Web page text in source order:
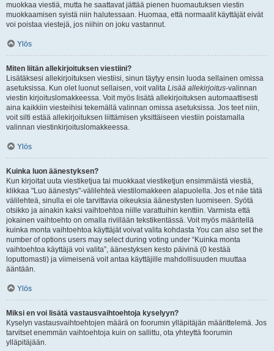
muokkaa viestiä, mutta he saattavat jättää pienen huomautuksen viestin
muokkaamisen syistä niin halutessaan. Huomaa, että normaalit käyttäjät eivät
voi poistaa viestejä, jos niihin on joku vastannut.
Ylös
Miten liitän allekirjoituksen viestiini?
Lisätäksesi allekirjoituksen viestiisi, sinun täytyy ensin luoda sellainen omissa
asetuksissa. Kun olet luonut sellaisen, voit valita Lisää allekirjoitus-valinnan
viestin kirjoituslomakkeessa. Voit myös lisätä allekirjoituksen automaattisesti
aina kaikkiin viesteihisi tekemällä valinnan omissa asetuksissa. Jos teet niin,
voit silti estää allekirjoituksen liittämisen yksittäiseen viestiin poistamalla
valinnan viestinkirjoituslomakkeessa.
Ylös
Kuinka luon äänestyksen?
Kun kirjoitat uuta viestiketjua tai muokkaat viestiketjun ensimmäistä viestiä,
klikkaa "Luo äänestys"-välilehteä viestilomakkeen alapuolella. Jos et näe tätä
välilehteä, sinulla ei ole tarvittavia oikeuksia äänestysten luomiseen. Syötä
otsikko ja ainakin kaksi vaihtoehtoa niille varattuihin kenttiin. Varmista että
jokainen vaihtoehto on omalla rivillään tekstikentässä. Voit myös määritellä
kuinka monta vaihtoehtoa käyttäjät voivat valita kohdasta You can also set the
number of options users may select during voting under “Kuinka monta
vaihtoehtoa käyttäjä voi valita”, äänestyksen kesto päivinä (0 kestää
loputtomasti) ja viimeisenä voit antaa käyttäjille mahdollisuuden muuttaa
ääntään.
Ylös
Miksi en voi lisätä vastausvaihtoehtoja kyselyyn?
Kyselyn vastausvaihtoehtojen määrä on foorumin ylläpitäjän määrittelemä. Jos
tarvitset enemmän vaihtoehtoja kuin on sallittu, ota yhteyttä foorumin
ylläpitäjään.